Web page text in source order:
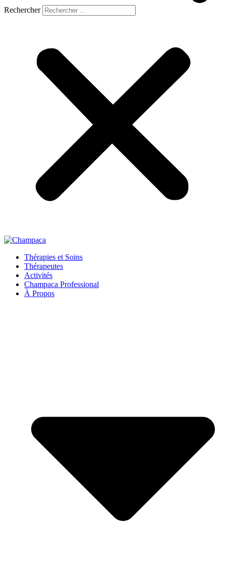
Rechercher
Thérapies et Soins
Thérapeutes
Activités
Champaca Professional
À Propos